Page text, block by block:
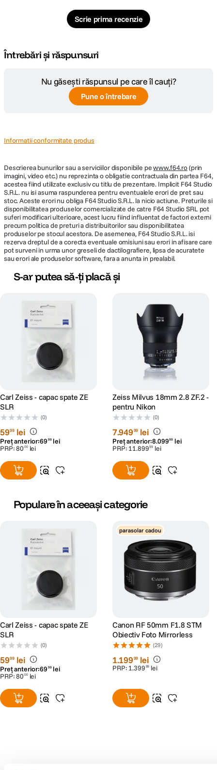
Scrie prima recenzie
Întrebări și răspunsuri
Nu găsești răspunsul pe care îl cauți?
Pune o întrebare
Informatii conformitate produs
Descrierea bunurilor sau a serviciilor disponibile pewww.f64.ro(prin
imagini, video etc.) nu reprezinta o obligatie contractuala din partea F64,
acestea fiind utilizate exclusiv cu titlu de prezentare. Implicit F64 Studio
S.R.L. nu isi asuma raspunderea pentru eventualele erori de pret sau
stoc. Aceste erori nu obliga F64 Studio S.R.L. la nicio actiune. Preturile si
disponibilitatea produselor comercializate de catre F64 Studio SRL pot
suferi modificari ulterioare, acest lucru fiind influentat de factori externi
precum politica de preturi a distribuitorilor sau disponibilitatea
produselor pe stocul acestora. De asemenea, F64 Studio S.R.L. isi
rezerva dreptul de a corecta eventuale omisiuni sau erori in afisare care
pot surveni in urma unor greseli de dactilografiere, lipsa de acuratete
sau erori ale produselor software, fara a anunta in prealabil.
S-ar putea să-ți placă și
Carl Zeiss - capac spate ZE
SLR
(0)
5999 lei
Preț anterior:69 99 lei
PRP:80 00 lei
Zeiss Milvus 18mm 2.8 ZF.2 -
pentru Nikon
(0)
7.94999 lei
Preț anterior:8.09999 lei
PRP: 11.89999 lei
Populare în aceeași categorie
Carl Zeiss - capac spate ZE
SLR
(0)
5999 lei
Preț anterior:69 99 lei
PRP:80 00 lei
parasolar cadou
Canon RF 50mm F1.8 STM
Obiectiv Foto Mirrorless
(29)
1.19999 lei
PRP: 1.399 99 lei